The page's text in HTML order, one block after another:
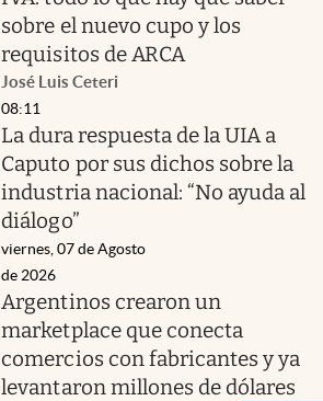
sobre el nuevo cupo y los
requisitos de ARCA
José Luis Ceteri
08:11
La dura respuesta de la UIA a
Caputo por sus dichos sobre la
industria nacional: “No ayuda al
diálogo”
viernes, 07 de Agosto
de 2026
Argentinos crearon un
marketplace que conecta
comercios con fabricantes y ya
levantaron millones de dólares